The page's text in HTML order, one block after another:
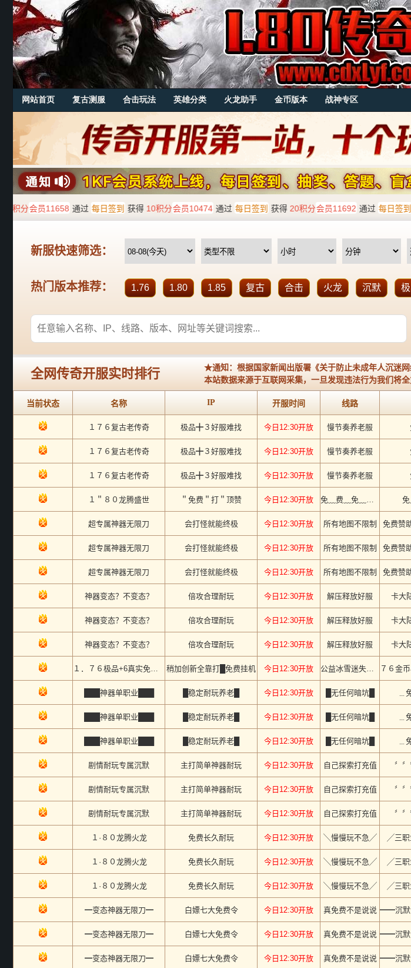
网站首页 复古测服 合击玩法 英雄分类 火龙助手 金币版本 战神专区